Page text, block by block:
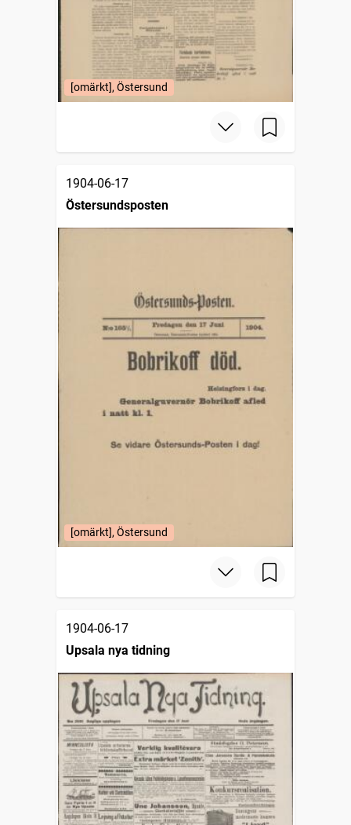
[omärkt], Östersund
1904-06-17
Östersundsposten
[omärkt], Östersund
1904-06-17
Upsala nya tidning